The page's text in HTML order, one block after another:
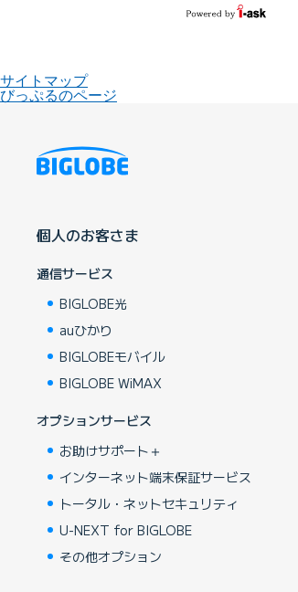
サイトマップ
びっぷるのページ
個人のお客さま
通信サービス
BIGLOBE光
auひかり
BIGLOBEモバイル
BIGLOBE WiMAX
オプションサービス
お助けサポート＋
インターネット端末保証サービス
トータル・ネットセキュリティ
U-NEXT for BIGLOBE
その他オプション